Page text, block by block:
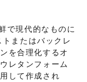
で現代的なものに
またはバックレ
を合理化するオ
レタンフォーム
して作成され